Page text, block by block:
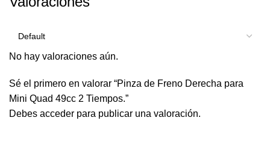
No hay valoraciones aún.
Sé el primero en valorar “Pinza de Freno Derecha para
Mini Quad 49cc 2 Tiempos.”
Debes acceder para publicar una valoración.